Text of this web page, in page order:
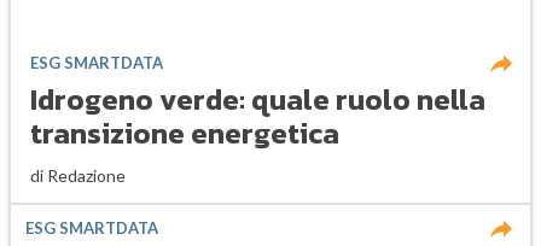
ESG SMARTDATA
Idrogeno verde: quale ruolo nella
transizione energetica
di Redazione
ESG SMARTDATA